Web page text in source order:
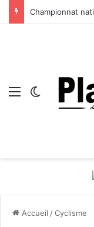
Menu Switch skin
Accueil /Cyclisme